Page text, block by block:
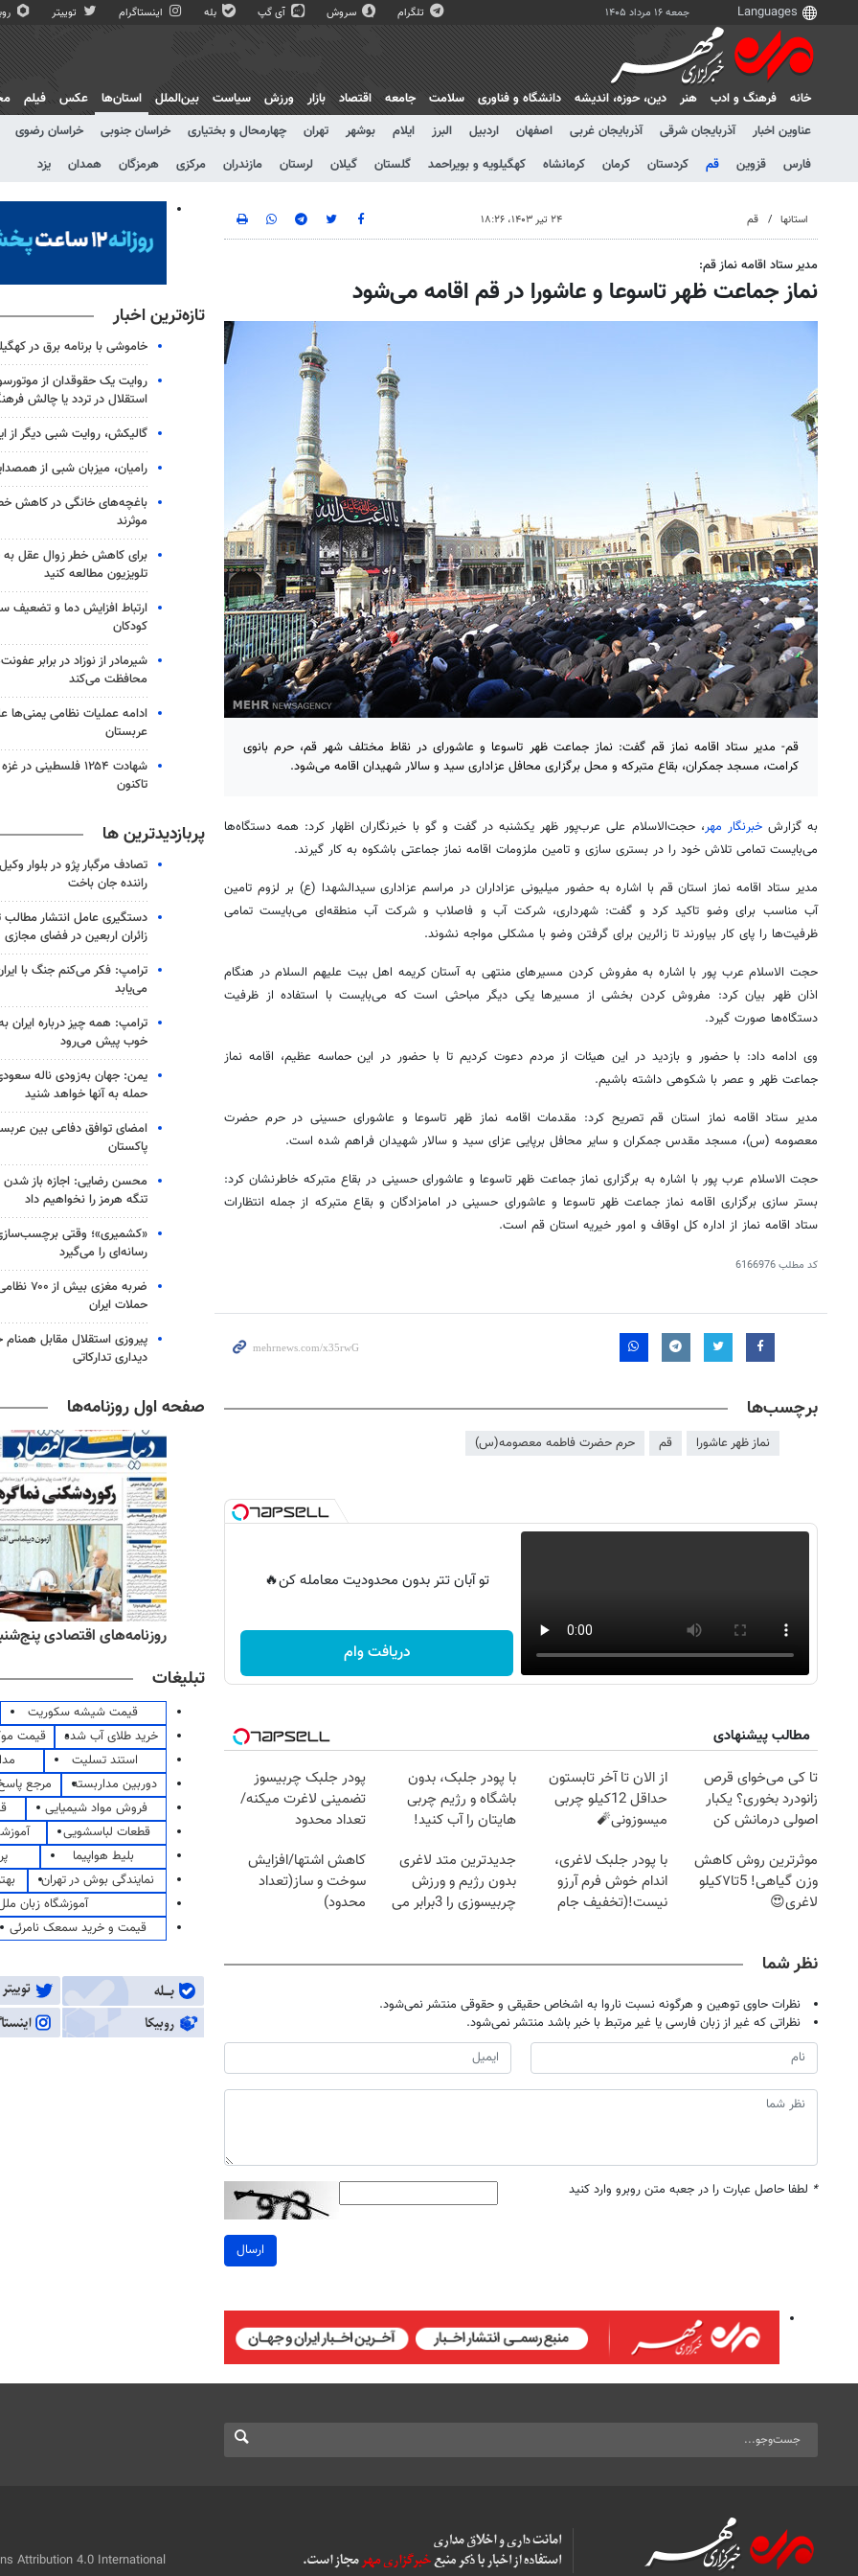
جمعه ۱۶ مرداد ۱۴۰۵ تلگرام سروش آی گپ بله اینستاگرام توییتر
خانه فرهنگ و ادب هنر دين، حوزه، انديشه دانشگاه و فناوری سلامت جامعه اقتصاد بازار ورزش سیاست بین‌الملل
استان‌ها
عناوین اخبار
آذربایجان شرقی آذربایجان غربی اصفهان اردبیل البرز ایلام بوشهر تهران چهارمحال و بختیاری خراسان جنوبی خراسان رضوی
فارس
قزوین قم کردستان کرمان کرمانشاه کهگیلویه و بویراحمد گلستان گیلان لرستان مازندران مرکزی هرمزگان همدان یزد
عکس فیلم
استانها قم ۲۴ تیر ۱۴۰۳، ۱۸:۲۶
مدیر ستاد اقامه نماز قم:
نماز جماعت ظهر تاسوعا و عاشورا در قم اقامه می‌شود
قم- مدیر ستاد اقامه نماز قم گفت: نماز جماعت ظهر تاسوعا و عاشورای در نقاط مختلف شهر قم، حرم بانوی
کرامت، مسجد جمکران، بقاع متبرکه و محل برگزاری محافل عزاداری سید و سالار شهیدان اقامه می‌شود.
به گزارشخبرنگار مهر، حجت‌الاسلام علی عرب‌پور ظهر یکشنبه در گفت و گو با خبرنگاران اظهار کرد: همه دستگاه‌ها
می‌بایست تمامی تلاش خود را در بستری سازی و تامین ملزومات اقامه نماز جماعتی باشکوه به کار گیرند.
مدیر ستاد اقامه نماز استان قم با اشاره به حضور میلیونی عزاداران در مراسم عزاداری سیدالشهدا (ع) بر لزوم تامین
آب مناسب برای وضو تاکید کرد و گفت: شهرداری، شرکت آب و فاصلاب و شرکت آب منطقه‌ای می‌بایست تمامی
ظرفیت‌ها را پای کار بیاورند تا زائرین برای گرفتن وضو با مشکلی مواجه نشوند.
حجت الاسلام عرب پور با اشاره به مفروش کردن مسیرهای منتهی به آستان کریمه اهل بیت علیهم السلام در هنگام
اذان ظهر بیان کرد: مفروش کردن بخشی از مسیرها یکی دیگر مباحثی است که می‌بایست با استفاده از ظرفیت
دستگاه‌ها صورت گیرد.
وی ادامه داد: با حضور و بازدید در این هیئات از مردم دعوت کردیم تا با حضور در این حماسه عظیم، اقامه نماز
جماعت ظهر و عصر با شکوهی داشته باشیم.
مدیر ستاد اقامه نماز استان قم تصریح کرد: مقدمات اقامه نماز ظهر تاسوعا و عاشورای حسینی در حرم حضرت
معصومه (س)، مسجد مقدس جمکران و سایر محافل برپایی عزای سید و سالار شهیدان فراهم شده است.
حجت الاسلام عرب پور با اشاره به برگزاری نماز جماعت ظهر تاسوعا و عاشورای حسینی در بقاع متبرکه خاطرنشان کرد:
بستر سازی برگزاری اقامه نماز جماعت ظهر تاسوعا و عاشورای حسینی در امامزادگان و بقاع متبرکه از جمله انتظارات
ستاد اقامه نماز از اداره کل اوقاف و امور خیریه استان قم است.
کد مطلب6166976
برچسب‌ها
نماز ظهر عاشورا قم حرم حضرت فاطمه معصومه(س)
تو آبان تتر بدون محدودیت معامله کن🔥
دریافت وام
مطالب پیشنهادی
تا کی می‌خوای قرص
زانودرد بخوری؟ یکبار
اصولی درمانش کن
از الان تا آخر تابستون
حداقل 12کیلو چربی
میسوزونی🧨
با پودر جلبک، بدون
باشگاه و رژیم چربی
هایتان را آب کنید!
پودر جلبک چربیسوز
تضمینی لاغرت میکنه/
تعداد محدود
موثرترین روش کاهش
وزن گیاهی! 5تا۷کیلو
لاغری😍
با پودر جلبک لاغری،
اندام خوش فرم آرزو
نیست!(تخفیف جام
جدیدترین متد لاغری
بدون رژیم و ورزش
چربیسوزی را 3برابر می
کاهش اشتها/افزایش
سوخت و ساز(تعداد
محدود)
نظر شما
نظرات حاوی توهین و هرگونه نسبت ناروا به اشخاص حقیقی و حقوقی منتشر نمی‌شود.
نظراتی که غیر از زبان فارسی یا غیر مرتبط با خبر باشد منتشر نمی‌شود.
* لطفا حاصل عبارت را در جعبه متن روبرو وارد کنید
ارسال
تازه‌ترین اخبار
خاموشی با برنامه برق در
روایت یک حقوقدان از
استقلال در تردد یا چالش
گالیکش، روایت شبی دیگر از
رامیان، میزبان شبی از
باغچه‌های خانگی در کاهش
موثرند
برای کاهش خطر زوال عقل به
تلویزیون مطالعه کنید
ارتباط افزایش دما و تضعیف
کودکان
شیرمادر از نوزاد در برابر
محافظت می‌کند
ادامه عملیات نظامی یمنی‌ها
عربستان
شهادت ۱۲۵۴ فلسطینی
تاکنون
پربازدیدترین ها
تصادف مرگبار پژو در بلوار
راننده جان باخت
دستگیری عامل انتشار مطالب
زائران اربعین در فضای مجازی
ترامپ: فکر می‌کنم جنگ با
می‌یابد
ترامپ: همه چیز درباره ایران
خوب پیش می‌رود
یمن: جهان به‌زودی ناله
حمله به آنها خواهد شنید
امضای توافق دفاعی بین
پاکستان
محسن رضایی: اجازه باز
تنگه هرمز را نخواهیم داد
«کشمیری»؛ وقتی
رسانه‌ای را می‌گیرد
ضربه مغزی
حملات ایران
پیروزی استقلال مقابل همنام
دیداری تدارکاتی
صفحه اول روزنامه‌ها
روزنامه‌های صبح پنج‌شنبه ۱۵ مرداد ۱۴۰۵ روزنامه‌های ورزشی پنج‌شنبه ۱۵ مرداد ۱۴۰۵ روزنامه‌های اقتصادی پنج‌شنبه ۱۵ مرداد
تبلیغات
قیمت شیشه سکوریت
خرید طلای آب شده
قیمت
استند تسلیت
دوربین مداربسته
مرجع
فروش مواد شیمیایی
قطعات لباسشویی
بلیط هواپیما
نمایندگی بوش در تهران
آموزشگاه زبان
قیمت و خرید سمعک نامرئی
Attribution 4.0 International